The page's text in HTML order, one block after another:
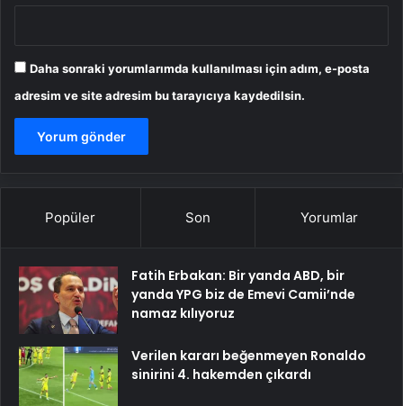
Daha sonraki yorumlarımda kullanılması için adım, e-posta
adresim ve site adresim bu tarayıcıya kaydedilsin.
Popüler Son Yorumlar
Fatih Erbakan: Bir yanda ABD, bir
yanda YPG biz de Emevi Camii’nde
namaz kılıyoruz
Verilen kararı beğenmeyen Ronaldo
sinirini 4. hakemden çıkardı